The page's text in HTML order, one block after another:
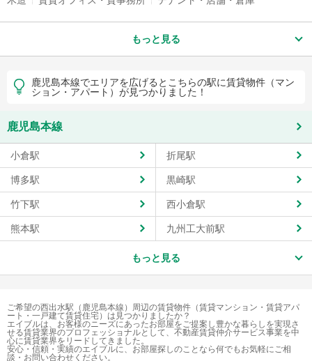
もっと見る
鹿児島本線でエリアを広げるとこちらの駅に賃貸物件（マン
ション・アパート）が見つかりました！
鹿児島本線
小倉駅 折尾駅
博多駅 黒崎駅
竹下駅 西小倉駅
熊本駅 九州工大前駅
もっと見る
ご希望の西出水駅（鹿児島本線）周辺の賃貸物件（賃貸マンション・賃貸アパ
ート・一戸建て賃貸住宅）は見つかりましたか？
エイブルは、お客様のニーズにあったお部屋をご提案し豊かな暮らしを実現さ
せる賃貸業界のプロフェッショナルとして、不動産賃貸仲介サービス事業を中
心に賃貸業界をリードしてきました。
安心・信頼・実績のエイブルに、お部屋探しのことなら何でもお気軽にご相
談・お問い合わせください。